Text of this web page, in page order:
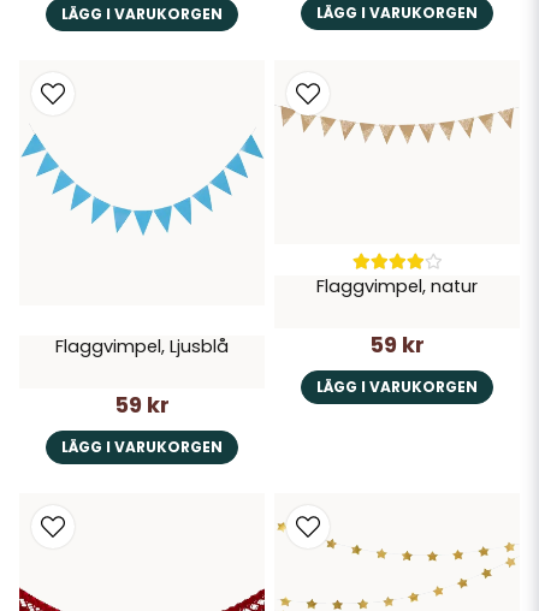
LÄGG I VARUKORGEN LÄGG I VARUKORGEN
Flaggvimpel, Ljusblå
59 kr
LÄGG I VARUKORGEN
Flaggvimpel, natur
59 kr
LÄGG I VARUKORGEN